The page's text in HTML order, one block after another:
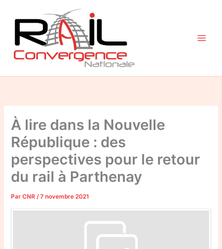
contenu
À lire dans la Nouvelle
République : des
perspectives pour le retour
du rail à Parthenay
ParCNR/7 novembre 2021